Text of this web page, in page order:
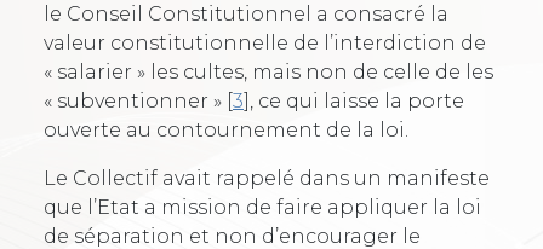
le Conseil Constitutionnel a consacré la
valeur constitutionnelle de l’interdiction de
« salarier » les cultes, mais non de celle de les
« subventionner » [3] , ce qui laisse la porte
ouverte au contournement de la loi.
Le Collectif avait rappelé dans un manifeste
que l’Etat a mission de faire appliquer la loi
de séparation et non d’encourager le